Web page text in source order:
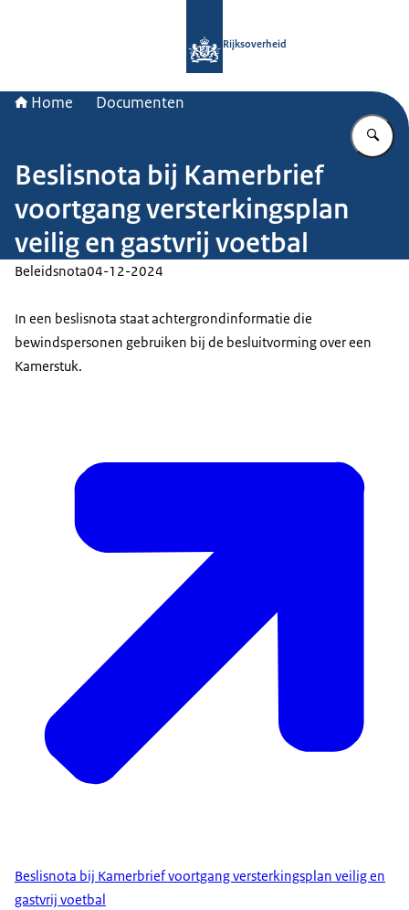
Rijksoverheid
Home Documenten
Beslisnota bij Kamerbrief
voortgang versterkingsplan
veilig en gastvrij voetbal
Beleidsnota04-12-2024
In een beslisnota staat achtergrondinformatie die
bewindspersonen gebruiken bij de besluitvorming over een
Kamerstuk.
Beslisnota bij Kamerbrief voortgang versterkingsplan veilig en
gastvrij voetbal